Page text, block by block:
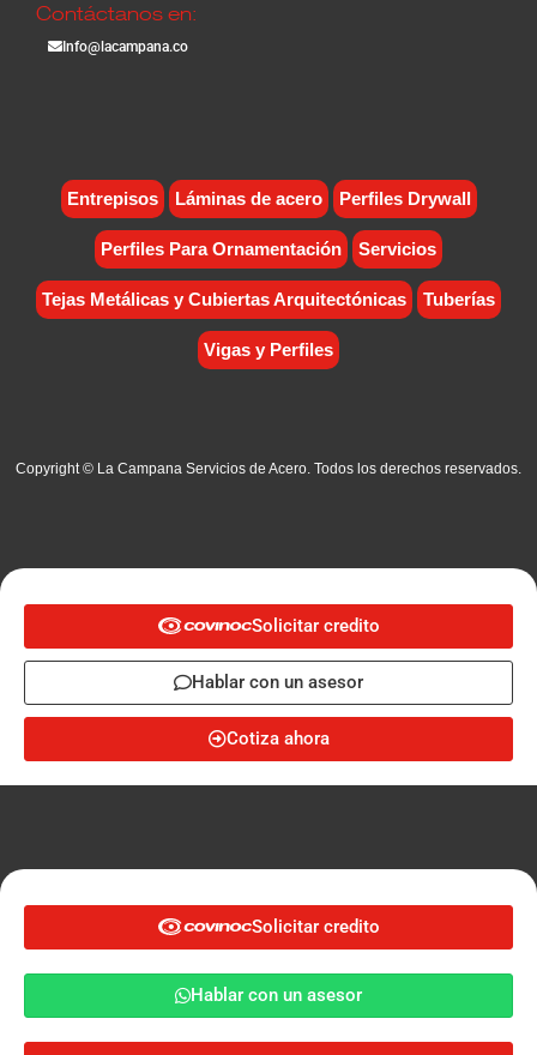
Contáctanos en:
Info@lacampana.co
Entrepisos Láminas de acero Perfiles Drywall
Perfiles Para Ornamentación Servicios
Tejas Metálicas y Cubiertas Arquitectónicas Tuberías
Vigas y Perfiles
Copyright © La Campana Servicios de Acero. Todos los derechos reservados.
Solicitar credito
Hablar con un asesor
Cotiza ahora
Solicitar credito
Hablar con un asesor